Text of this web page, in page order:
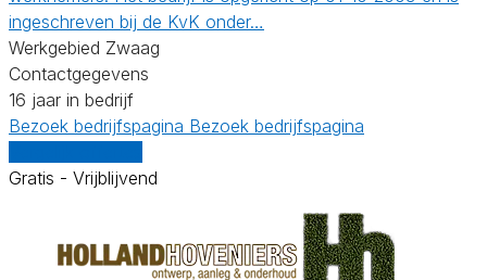
ingeschreven bij de KvK onder…
Werkgebied Zwaag
Contactgegevens
16 jaar in bedrijf
Bezoek bedrijfspagina Bezoek bedrijfspagina
Gratis - Vrijblijvend